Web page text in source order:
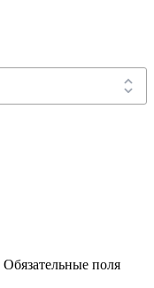
Обязательные поля